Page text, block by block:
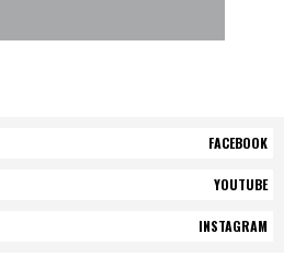
FACEBOOK
YOUTUBE
INSTAGRAM